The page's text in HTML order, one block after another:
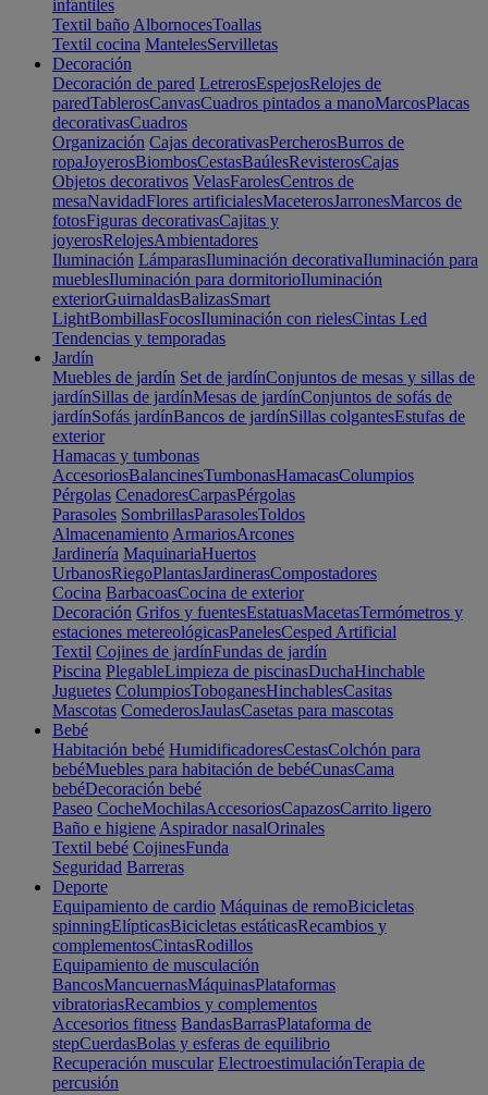
infantiles
Textil baño AlbornocesToallas
Textil cocina MantelesServilletas
Decoración
Decoración de pared LetrerosEspejosRelojes de
paredTablerosCanvasCuadros pintados a manoMarcosPlacas
decorativasCuadros
Organización Cajas decorativasPercherosBurros de
ropaJoyerosBiombosCestasBaúlesRevisterosCajas
Objetos decorativos VelasFarolesCentros de
mesaNavidadFlores artificialesMaceterosJarronesMarcos de
fotosFiguras decorativasCajitas y
joyerosRelojesAmbientadores
Iluminación LámparasIluminación decorativaIluminación para
mueblesIluminación para dormitorioIluminación
exteriorGuirnaldasBalizasSmart
LightBombillasFocosIluminación con rielesCintas Led
Tendencias y temporadas
Jardín
Muebles de jardín Set de jardínConjuntos de mesas y sillas de
jardínSillas de jardínMesas de jardínConjuntos de sofás de
jardínSofás jardínBancos de jardínSillas colgantesEstufas de
exterior
Hamacas y tumbonas
AccesoriosBalancinesTumbonasHamacasColumpios
Pérgolas CenadoresCarpasPérgolas
Parasoles SombrillasParasolesToldos
Almacenamiento ArmariosArcones
Jardinería MaquinariaHuertos
UrbanosRiegoPlantasJardinerasCompostadores
Cocina BarbacoasCocina de exterior
Decoración Grifos y fuentesEstatuasMacetasTermómetros y
estaciones metereológicasPanelesCesped Artificial
Textil Cojines de jardínFundas de jardín
Piscina PlegableLimpieza de piscinasDuchaHinchable
Juguetes ColumpiosToboganesHinchablesCasitas
Mascotas ComederosJaulasCasetas para mascotas
Bebé
Habitación bebé HumidificadoresCestasColchón para
bebéMuebles para habitación de bebéCunasCama
bebéDecoración bebé
Paseo CocheMochilasAccesoriosCapazosCarrito ligero
Baño e higiene Aspirador nasalOrinales
Textil bebé CojinesFunda
Seguridad Barreras
Deporte
Equipamiento de cardio Máquinas de remoBicicletas
spinningElípticasBicicletas estáticasRecambios y
complementosCintasRodillos
Equipamiento de musculación
BancosMancuernasMáquinasPlataformas
vibratoriasRecambios y complementos
Accesorios fitness BandasBarrasPlataforma de
stepCuerdasBolas y esferas de equilibrio
Recuperación muscular ElectroestimulaciónTerapia de
percusión